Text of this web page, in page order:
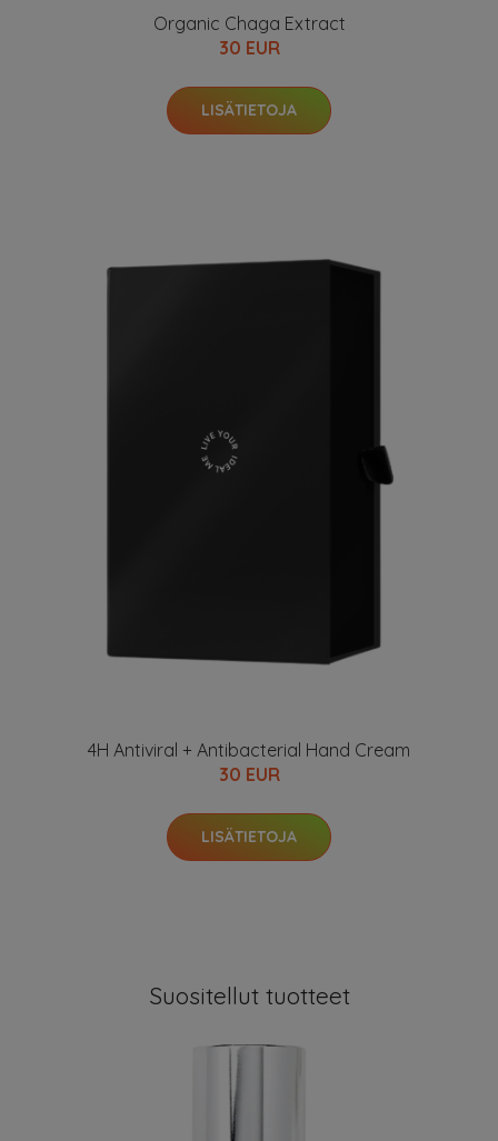
Organic Chaga Extract
30 EUR
LISÄTIETOJA
4H Antiviral + Antibacterial Hand Cream
30 EUR
LISÄTIETOJA
Suositellut tuotteet